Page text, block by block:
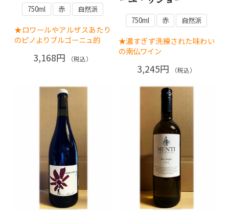
750ml 赤 自然派
★ロワールやアルザスあたり
のピノよりブルゴーニュ的
3,168円 （税込）
750ml 赤 自然派
★濃すぎず洗練された味わい
の南仏ワイン
3,245円 （税込）